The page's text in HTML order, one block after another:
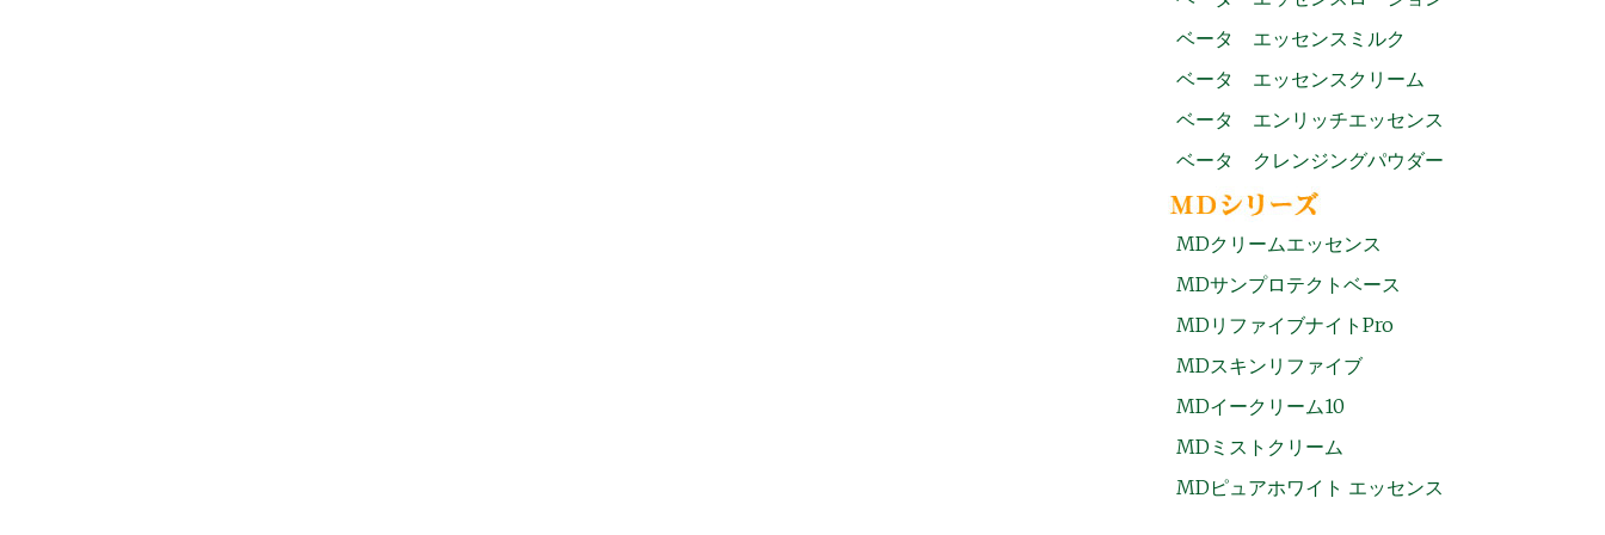
ベータ エッセンスミルク
ベータ エッセンスクリーム
ベータ エンリッチエッセンス
ベータ クレンジングパウダー
MDクリームエッセンス
MDサンプロテクトベース
MDリファイブナイトPro
MDスキンリファイブ
MDイークリーム10
MDミストクリーム
MDピュアホワイト エッセンス